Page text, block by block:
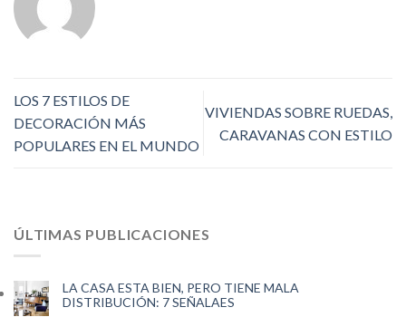
LOS 7 ESTILOS DE
DECORACIÓN MÁS
POPULARES EN EL MUNDO
VIVIENDAS SOBRE RUEDAS,
CARAVANAS CON ESTILO
ÚLTIMAS PUBLICACIONES
LA CASA ESTA BIEN, PERO TIENE MALA
DISTRIBUCIÓN: 7 SEÑALAES